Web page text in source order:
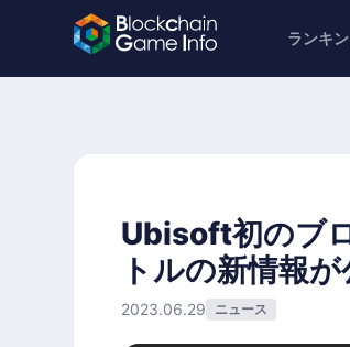
ランキ
Ubisoft初のブ
トルの新情報が
2023.06.29 ニュース